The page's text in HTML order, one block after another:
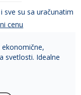
sve su sa uračunatim
cenu
svetlosti. Idealne